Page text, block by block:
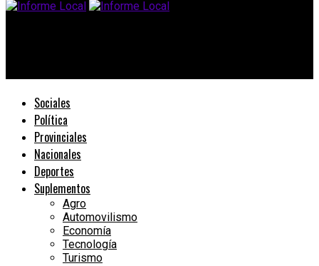
Sociales
Política
Provinciales
Nacionales
Deportes
Suplementos
Agro
Automovilismo
Economía
Tecnología
Turismo